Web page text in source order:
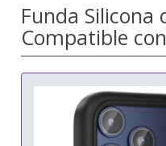
Funda Silicona
Compatible